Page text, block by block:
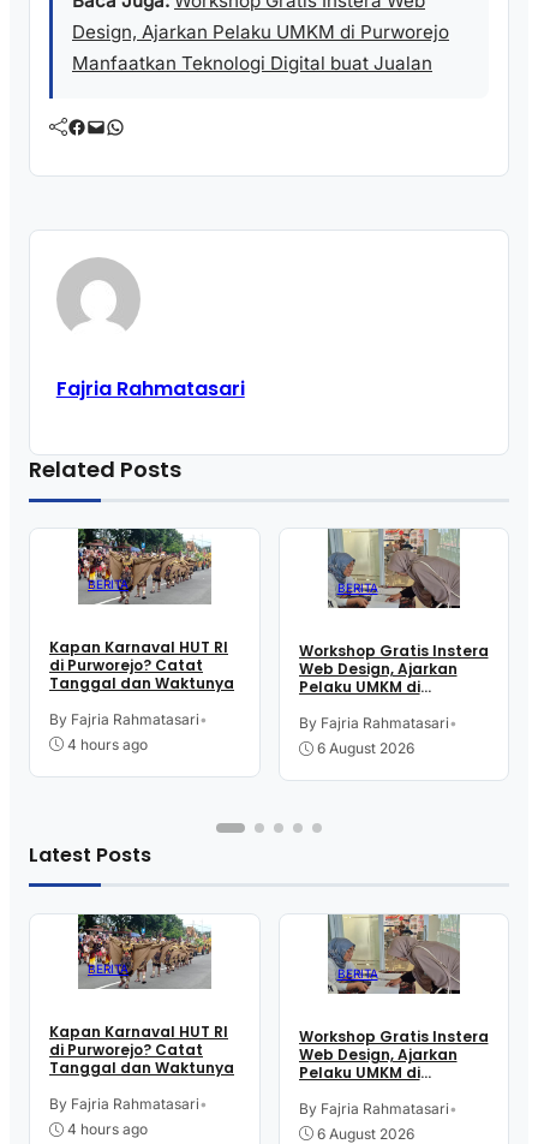
Design, Ajarkan Pelaku UMKM di Purworejo
Manfaatkan Teknologi Digital buat Jualan
Facebook Mail WhatsApp
Fajria Rahmatasari
Related Posts
BERITA
Kapan Karnaval HUT RI
di Purworejo? Catat
Tanggal dan Waktunya
By Fajria Rahmatasari•
4 hours ago
BERITA
Workshop Gratis Instera
Web Design, Ajarkan
Pelaku UMKM di
Teknologi Digital buat
Jualan
By Fajria Rahmatasari•
6 August 2026
Latest Posts
BERITA
Kapan Karnaval HUT RI
di Purworejo? Catat
Tanggal dan Waktunya
By Fajria Rahmatasari•
4 hours ago
BERITA
Workshop Gratis Instera
Web Design, Ajarkan
Pelaku UMKM di
Teknologi Digital buat
Jualan
By Fajria Rahmatasari•
6 August 2026